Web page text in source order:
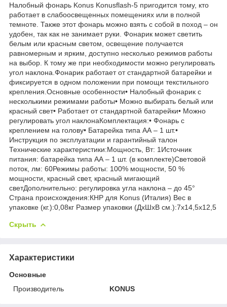
Налобный фонарь Konus Konusflash-5 пригодится тому, кто
работает в слабоосвещенных помещениях или в полной
темноте. Также этот фонарь можно взять с собой в поход – он
удобен, так как не занимает руки. Фонарик может светить
белым или красным светом, освещение получается
равномерным и ярким, доступно несколько режимов работы
на выбор. К тому же при необходимости можно регулировать
угол наклона.Фонарик работает от стандартной батарейки и
фиксируется в одном положении при помощи текстильного
крепления.Основные особенности• Налобный фонарик с
несколькими режимами работы• Можно выбирать белый или
красный свет• Работает от стандартной батарейки• Можно
регулировать угол наклонаКомплектация:• Фонарь с
креплением на голову• Батарейка типа АА – 1 шт.•
Инструкция по эксплуатации и гарантийный талон
Технические характеристики:Мощность, Вт: 1Источник
питания: батарейка типа АА – 1 шт. (в комплекте)Световой
поток, лм: 60Режимы работы: 100% мощности, 50 %
мощности, красный свет, красный мигающий
светДополнительно: регулировка угла наклона – до 45°
Страна происхождения:КНР для Konus (Италия) Вес в
упаковке (кг.):0,08кг Размер упаковки (ДхШхВ см.):7x14,5x12,5
Скрыть
Характеристики
Основные
Производитель
KONUS